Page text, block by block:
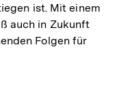
ist. Mit einem
auch in Zukunft
Folgen für